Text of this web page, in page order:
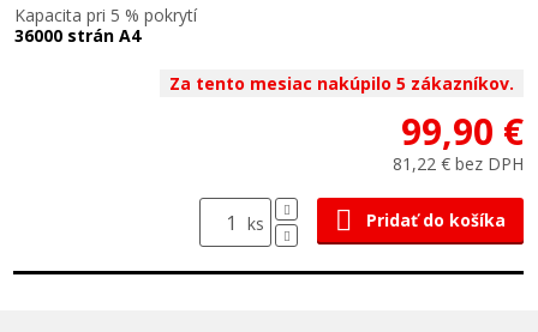
Kapacita pri 5 % pokrytí
36000 strán A4
Za tento mesiac nakúpilo 5 zákazníkov.
99,90 €
81,22 € bez DPH
ks Pridať do košíka